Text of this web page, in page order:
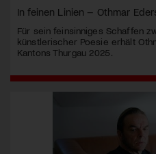
In feinen Linien – Othmar
Für sein feinsinniges Schaffen
künstlerischer Poesie erhält
Kantons Thurgau 2025.